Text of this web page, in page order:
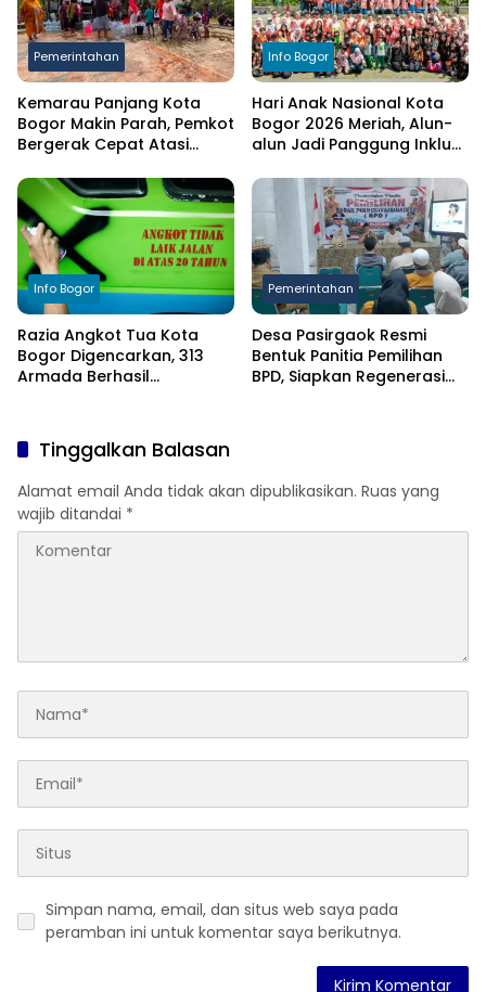
Pemerintahan
Kemarau Panjang Kota
Bogor Makin Parah, Pemkot
Bergerak Cepat Atasi
Info Bogor
Hari Anak Nasional Kota
Bogor 2026 Meriah, Alun-
alun Jadi Panggung Inklusi
Info Bogor
Razia Angkot Tua Kota
Bogor Digencarkan, 313
Armada Berhasil
Pemerintahan
Desa Pasirgaok Resmi
Bentuk Panitia Pemilihan
BPD, Siapkan Regenerasi
Tinggalkan Balasan
Alamat email Anda tidak akan dipublikasikan. Ruas yang
wajib ditandai *
Simpan nama, email, dan situs web saya pada
peramban ini untuk komentar saya berikutnya.